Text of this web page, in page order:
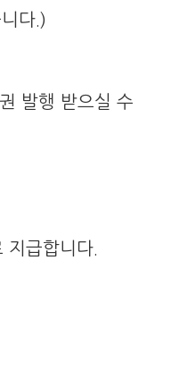
다.)
발행 받으실 수
급합니다.